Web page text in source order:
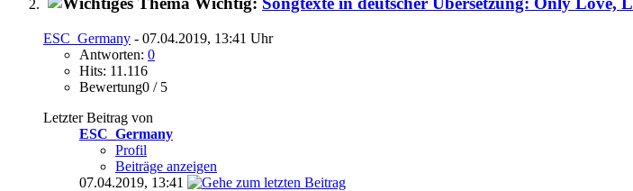
ESC_Germany - 07.04.2019, 13:41 Uhr
Antworten: 0
Hits: 11.116
Bewertung0 / 5
Letzter Beitrag von
ESC_Germany
Profil
Beiträge anzeigen
07.04.2019, 13:41